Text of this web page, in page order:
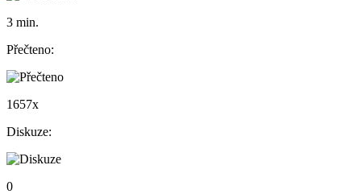
3 min.
Přečteno:
1657x
Diskuze:
0